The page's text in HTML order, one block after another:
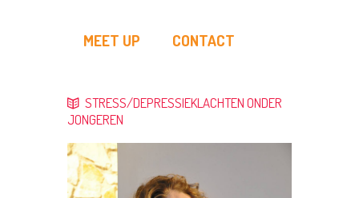
MEET UP CONTACT
STRESS/DEPRESSIEKLACHTEN ONDER
JONGEREN